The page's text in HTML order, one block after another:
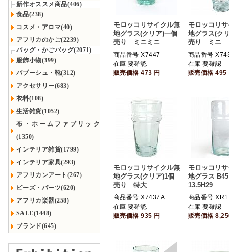
新作オススメ商品(406)
食品(238)
コスメ・アロマ(40)
アフリカのかご(2239)
バッグ・かごバッグ(2071)
服飾小物(399)
バブーシュ・靴(312)
アクセサリー(683)
衣料(108)
生活雑貨(1052)
布・ホームファブリック
(1350)
インテリア雑貨(1799)
インテリア家具(293)
アフリカンアート(267)
ビーズ・パーツ(620)
アフリカ楽器(258)
SALE(1448)
ブランド(645)
モロッコリサイクル無
地グラス(クリア)一個
売り ミニミニ
商品番号 X7447
在庫 要確認
販売価格473 円
モロッコリ
地グラス(ク
売り ミニ
商品番号
在庫 要確認
販売価格495
モロッコリサイクル無
地グラス(クリア)1個
売り 特大
商品番号 X7437A
在庫 要確認
販売価格935 円
モロッコリ
地グラス
13.5H29
商品番号
在庫 要確認
販売価格